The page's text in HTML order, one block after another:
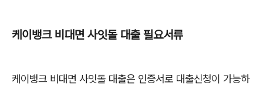
케이뱅크 비대면 사잇돌 대출 필요서류
케이뱅크 비대면 사잇돌 대출은 인증서로 대출신청이 가능하